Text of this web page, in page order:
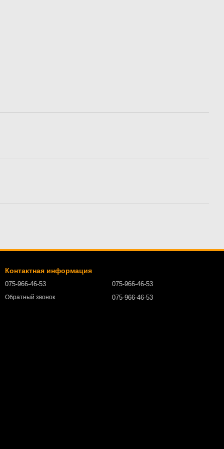
Контактная информация
075-966-46-53
Обратный звонок
075-966-46-53
075-966-46-53